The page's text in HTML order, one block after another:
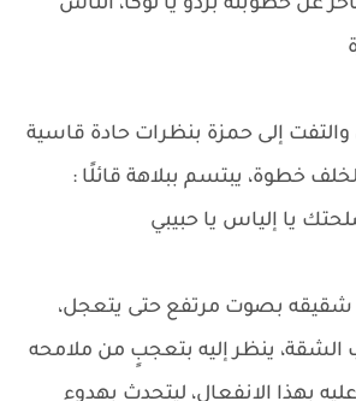
عن خطوبته بردو يا لوكا، الناس
إلى حمزة بنظرات حادة قاسية
خطوة، يبتسم ببلاهة قائلًا :
يا إلياس يا حبيبي
بصوت مرتفع حتى يتعجل،
الشقة، ينظر إليه بتعجبٍ من ملامحه
بهذا الانفعال، ليتحدث بهدوء